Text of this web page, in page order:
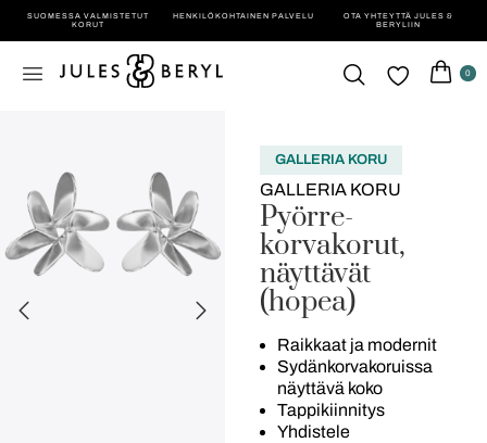
SUOMESSA VALMISTETUT
KORUT
HENKILÖ­KOHTAINEN PALVELU
OTA YHTEYTTÄ JULES &
BERYLIIN
0
GALLERIA KORU
GALLERIA KORU
Pyörre-
korvakorut,
näyttävät
(hopea)
Raikkaat ja modernit
Sydänkorvakoruissa
näyttävä koko
Tappikiinnitys
Yhdistele